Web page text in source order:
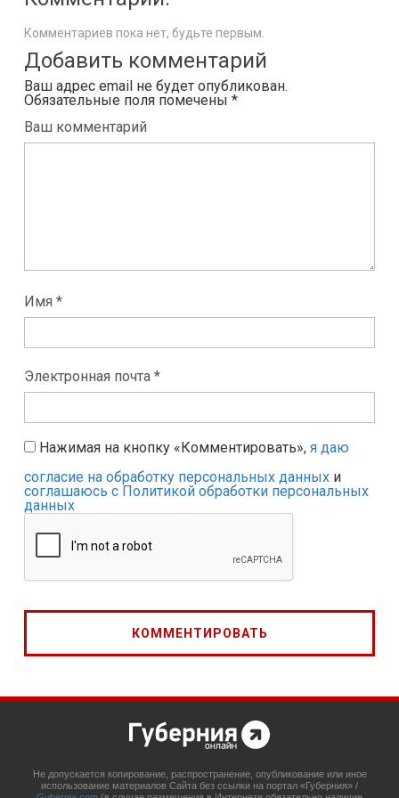
Комментариев пока нет, будьте первым.
Добавить комментарий
Ваш адрес email не будет опубликован.
Обязательные поля помечены *
Ваш комментарий
Имя *
Электронная почта *
Нажимая на кнопку «Комментировать», я даю
согласие на обработку персональных данных и
соглашаюсь с Политикой обработки персональных
данных
Не допускается копирование, распространение, опубликование или иное
использование материалов Сайта без ссылки на портал «Губерния» /